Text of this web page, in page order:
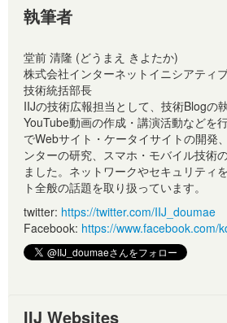
執筆者
堂前 清隆 (どうまえ きよたか)
株式会社インターネットイニシアティ
技術統括部長
IIJの技術広報担当として、技術Blogの
YouTube動画の作成・講演活動などを
でWebサイト・ケータイサイトの開発
ンターの研究、スマホ・モバイル技術
ました。ネットワークやセキュリティ
ト全般の話題を取り扱っています。
twitter: https://twitter.com/IIJ_doumae
Facebook: https://www.facebook.com/
IIJ Websites